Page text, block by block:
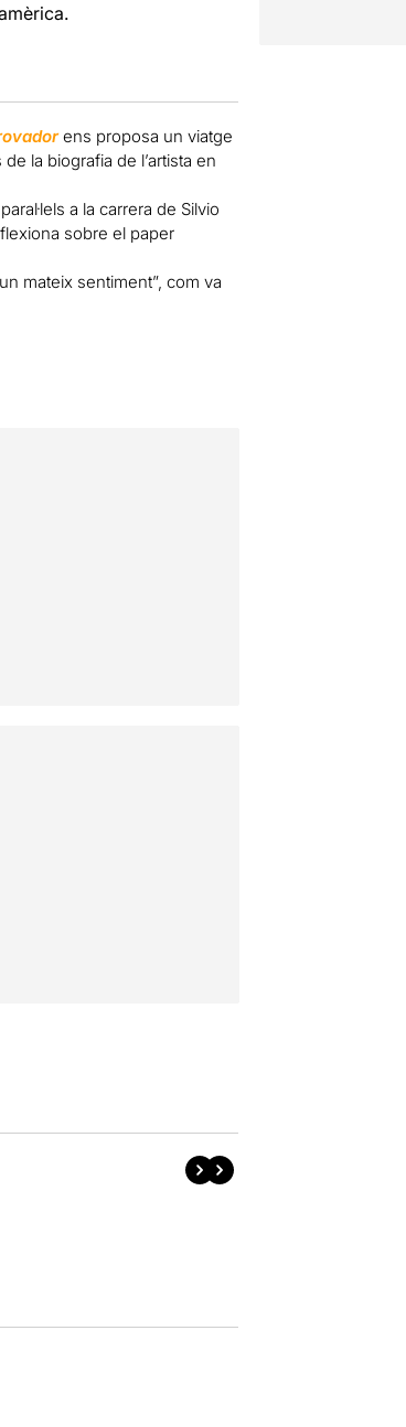
ens proposa un viatge
la biografia de l’artista en
a la carrera de Silvio
sobre el paper
mateix sentiment”, com va